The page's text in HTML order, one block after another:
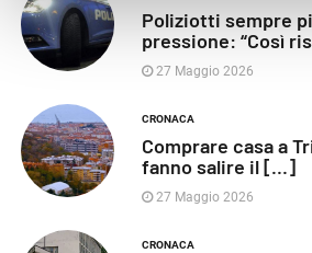
Poliziotti sempre
pressione: “Così
27 Maggio 2026
CRONACA
Comprare casa a
fanno salire il [...]
27 Maggio 2026
CRONACA